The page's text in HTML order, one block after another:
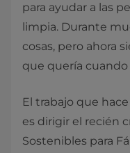
para ayudar a las
limpia. Durante
cosas, pero ahora
que quería cuando
El trabajo que
es dirigir el recién
Sostenibles para